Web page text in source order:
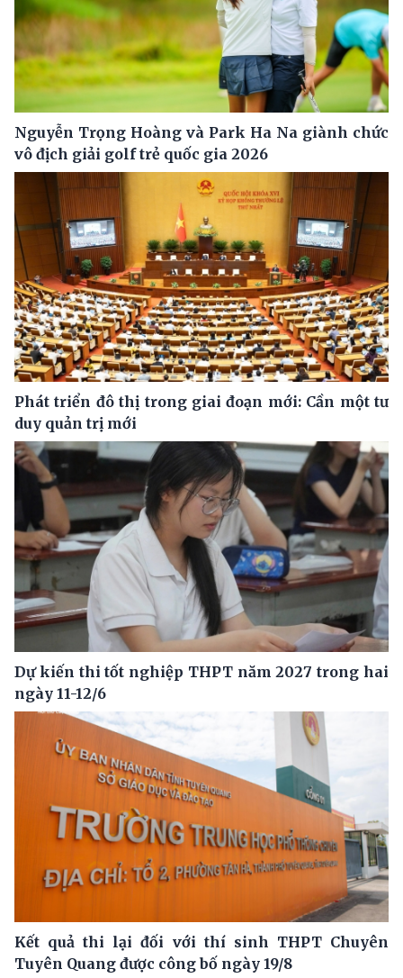
Nguyễn Trọng Hoàng và Park Ha Na giành chức
vô địch giải golf trẻ quốc gia 2026
Phát triển đô thị trong giai đoạn mới: Cần một tư
duy quản trị mới
Dự kiến thi tốt nghiệp THPT năm 2027 trong hai
ngày 11-12/6
Kết quả thi lại đối với thí sinh THPT Chuyên
Tuyên Quang được công bố ngày 19/8